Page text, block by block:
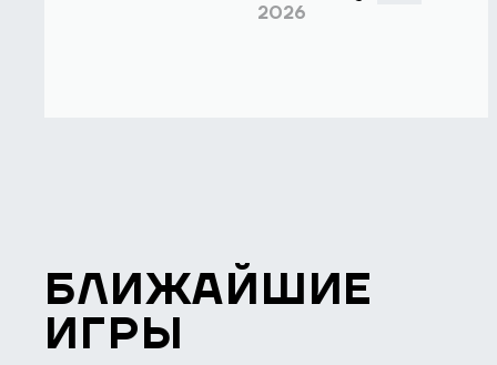
2026
БЛИЖАЙШИЕ
ИГРЫ